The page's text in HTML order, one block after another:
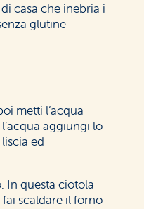
casa che inebria i
glutine
metti l’acqua
aggiungi lo
ed
In questa ciotola
scaldare il forno